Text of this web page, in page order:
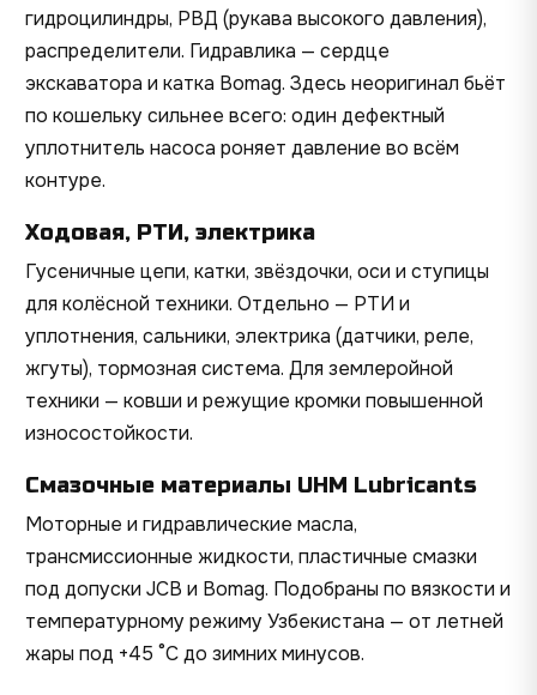
гидроцилиндры, РВД (рукава высокого давления),
распределители. Гидравлика — сердце
экскаватора и катка Bomag. Здесь неоригинал бьёт
по кошельку сильнее всего: один дефектный
уплотнитель насоса роняет давление во всём
контуре.
Ходовая, РТИ, электрика
Гусеничные цепи, катки, звёздочки, оси и ступицы
для колёсной техники. Отдельно — РТИ и
уплотнения, сальники, электрика (датчики, реле,
жгуты), тормозная система. Для землеройной
техники — ковши и режущие кромки повышенной
износостойкости.
Смазочные материалы UHM Lubricants
Моторные и гидравлические масла,
трансмиссионные жидкости, пластичные смазки
под допуски JCB и Bomag. Подобраны по вязкости и
температурному режиму Узбекистана — от летней
жары под +45 °C до зимних минусов.